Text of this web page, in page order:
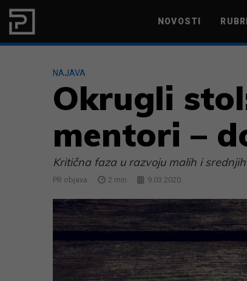
Skip to content NOVOSTI
NAJAVA
Okrugli
mentori –
Kritična faza u razvoju malih i
PR objava 2 min 9.03.2020.